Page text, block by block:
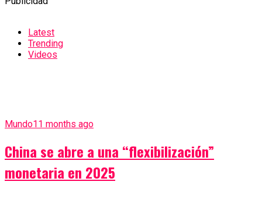
Latest
Trending
Videos
Mundo11 months ago
China se abre a una “flexibilización”
monetaria en 2025